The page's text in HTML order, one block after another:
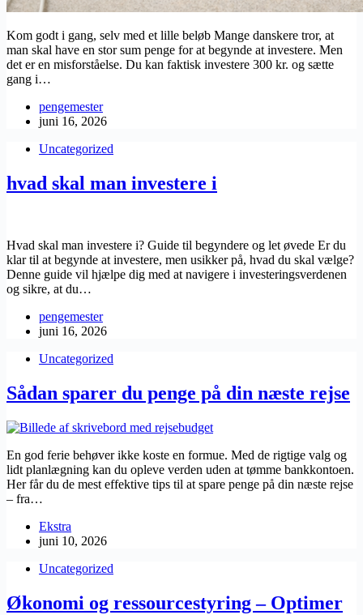
Kom godt i gang, selv med et lille beløb Mange danskere tror, at
man skal have en stor sum penge for at begynde at investere. Men
det er en misforståelse. Du kan faktisk investere 300 kr. og sætte
gang i…
pengemester
juni 16, 2026
Uncategorized
hvad skal man investere i
Hvad skal man investere i? Guide til begyndere og let øvede Er du
klar til at begynde at investere, men usikker på, hvad du skal vælge?
Denne guide vil hjælpe dig med at navigere i investeringsverdenen
og sikre, at du…
pengemester
juni 16, 2026
Uncategorized
Sådan sparer du penge på din næste rejse
En god ferie behøver ikke koste en formue. Med de rigtige valg og
lidt planlægning kan du opleve verden uden at tømme bankkontoen.
Her får du de mest effektive tips til at spare penge på din næste rejse
– fra…
Ekstra
juni 10, 2026
Uncategorized
Økonomi og ressourcestyring – Optimer